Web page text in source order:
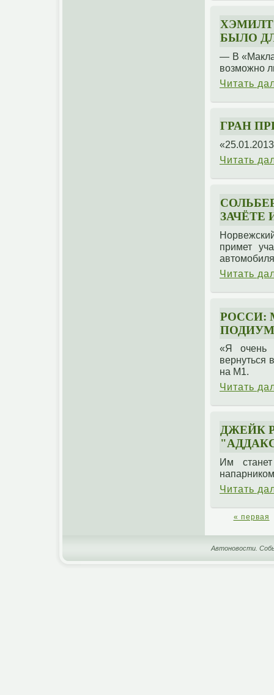
БЫЛО
— В
возможно
Читать
ГРАН
Читать
примет
Читать
РОССИ:
ПОДИУМ
«Я очень
вернуться
на M1.
Читать
ДЖЕЙК
Им
Читать
« первая
Автоновости.